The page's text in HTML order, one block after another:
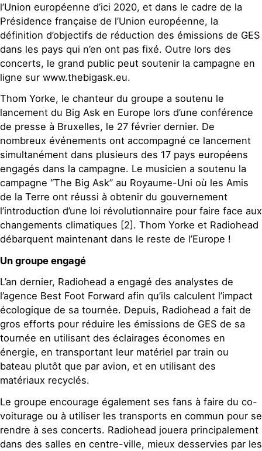
l’Union européenne d’ici 2020, et dans le cadre de la
Présidence française de l’Union européenne, la
définition d’objectifs de réduction des émissions de GES
dans les pays qui n’en ont pas fixé. Outre lors des
concerts, le grand public peut soutenir la campagne en
ligne sur www.thebigask.eu.
Thom Yorke, le chanteur du groupe a soutenu le
lancement du Big Ask en Europe lors d’une conférence
de presse à Bruxelles, le 27 février dernier. De
nombreux événements ont accompagné ce lancement
simultanément dans plusieurs des 17 pays européens
engagés dans la campagne. Le musicien a soutenu la
campagne “The Big Ask” au Royaume-Uni où les Amis
de la Terre ont réussi à obtenir du gouvernement
l’introduction d’une loi révolutionnaire pour faire face aux
changements climatiques [2]. Thom Yorke et Radiohead
débarquent maintenant dans le reste de l’Europe !
Un groupe engagé
L’an dernier, Radiohead a engagé des analystes de
l’agence Best Foot Forward afin qu’ils calculent l’impact
écologique de sa tournée. Depuis, Radiohead a fait de
gros efforts pour réduire les émissions de GES de sa
tournée en utilisant des éclairages économes en
énergie, en transportant leur matériel par train ou
bateau plutôt que par avion, et en utilisant des
matériaux recyclés.
Le groupe encourage également ses fans à faire du co-
voiturage ou à utiliser les transports en commun pour se
rendre à ses concerts. Radiohead jouera principalement
dans des salles en centre-ville, mieux desservies par les